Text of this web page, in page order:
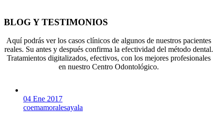
BLOG Y TESTIMONIOS
Aquí podrás ver los casos clínicos de algunos de nuestros pacientes
reales. Su antes y después confirma la efectividad del método dental.
Tratamientos digitalizados, efectivos, con los mejores profesionales
en nuestro Centro Odontológico.
04 Ene 2017
coemamoralesayala